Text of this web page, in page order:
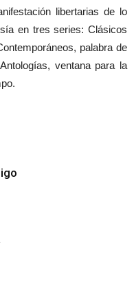
libertarias de lo
en tres series: Clásicos
palabra de
ventana para la